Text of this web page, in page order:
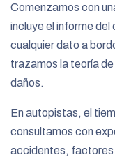
Comenzamos con
incluye el informe
cualquier dato a
trazamos la teoría
daños.
En autopistas, el
consultamos con
accidentes, factores